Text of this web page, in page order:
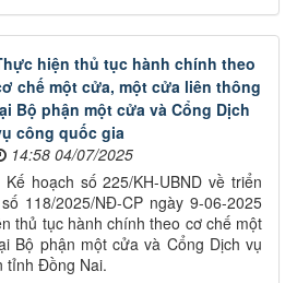
hiện thủ tục hành chính theo
chế một cửa, một cửa liên thông
Bộ phận một cửa và Cổng Dịch
công quốc gia
14:58 04/07/2025
hoạch số 225/KH-UBND về triển
118/2025/NĐ-CP ngày 9-06-2025
thủ tục hành chính theo cơ chế một
Bộ phận một cửa và Cổng Dịch vụ
tỉnh Đồng Nai.